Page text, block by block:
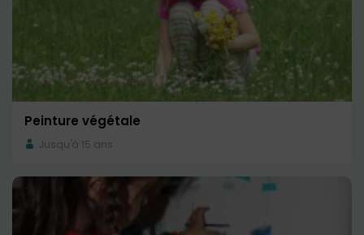
Peinture végétale
Jusqu'à 15 ans